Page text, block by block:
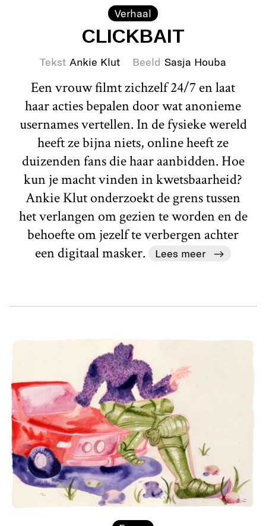
Verhaal
CLICKBAIT
Tekst Ankie Klut Beeld Sasja Houba
Een vrouw filmt zichzelf 24/7 en laat
haar acties bepalen door wat anonieme
usernames vertellen. In de fysieke wereld
heeft ze bijna niets, online heeft ze
duizenden fans die haar aanbidden. Hoe
kun je macht vinden in kwetsbaarheid?
Ankie Klut onderzoekt de grens tussen
het verlangen om gezien te worden en de
behoefte om jezelf te verbergen achter
een digitaal masker.
Lees meer